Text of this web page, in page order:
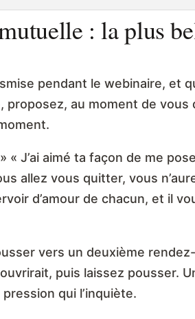
: la plus
pendant le webinaire, et
proposez, au moment de
« J’ai aimé ta façon de me
allez vous quitter, vous
d’amour de chacun, et il
vers un deuxième
puis laissez pousser.
qui l’inquiète.